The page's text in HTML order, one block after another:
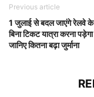
Previous article
1 जुलाई से बदल जाएंगे रेलवे के
बिना टिकट यात्रा करना पड़ेगा
जानिए कितना बढ़ा जुर्माना